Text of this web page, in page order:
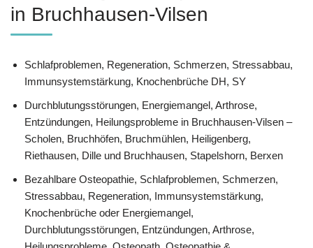
in Bruchhausen-Vilsen
Schlafproblemen, Regeneration, Schmerzen, Stressabbau,
Immunsystemstärkung, Knochenbrüche DH, SY
Durchblutungsstörungen, Energiemangel, Arthrose,
Entzündungen, Heilungsprobleme in Bruchhausen-Vilsen –
Scholen, Bruchhöfen, Bruchmühlen, Heiligenberg,
Riethausen, Dille und Bruchhausen, Stapelshorn, Berxen
Bezahlbare Osteopathie, Schlafproblemen, Schmerzen,
Stressabbau, Regeneration, Immunsystemstärkung,
Knochenbrüche oder Energiemangel,
Durchblutungsstörungen, Entzündungen, Arthrose,